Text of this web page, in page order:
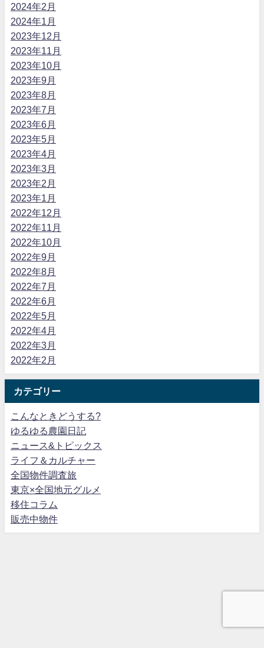
2024年2月
2024年1月
2023年12月
2023年11月
2023年10月
2023年9月
2023年8月
2023年7月
2023年6月
2023年5月
2023年4月
2023年3月
2023年2月
2023年1月
2022年12月
2022年11月
2022年10月
2022年9月
2022年8月
2022年7月
2022年6月
2022年5月
2022年4月
2022年3月
2022年2月
カテゴリー
こんなときどうする?
ゆるゆる農園日記
ニュース&トピックス
ライフ＆カルチャー
全国物件調査旅
東京×全国地元グルメ
移住コラム
販売中物件